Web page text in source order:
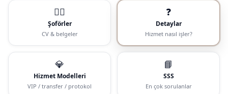
🧑‍✈️
Şoförler
CV & belgeler
❓
Detaylar
Hizmet nasıl işler?
💎
Hizmet Modelleri
VIP / transfer / protokol
📘
SSS
En çok sorulanlar